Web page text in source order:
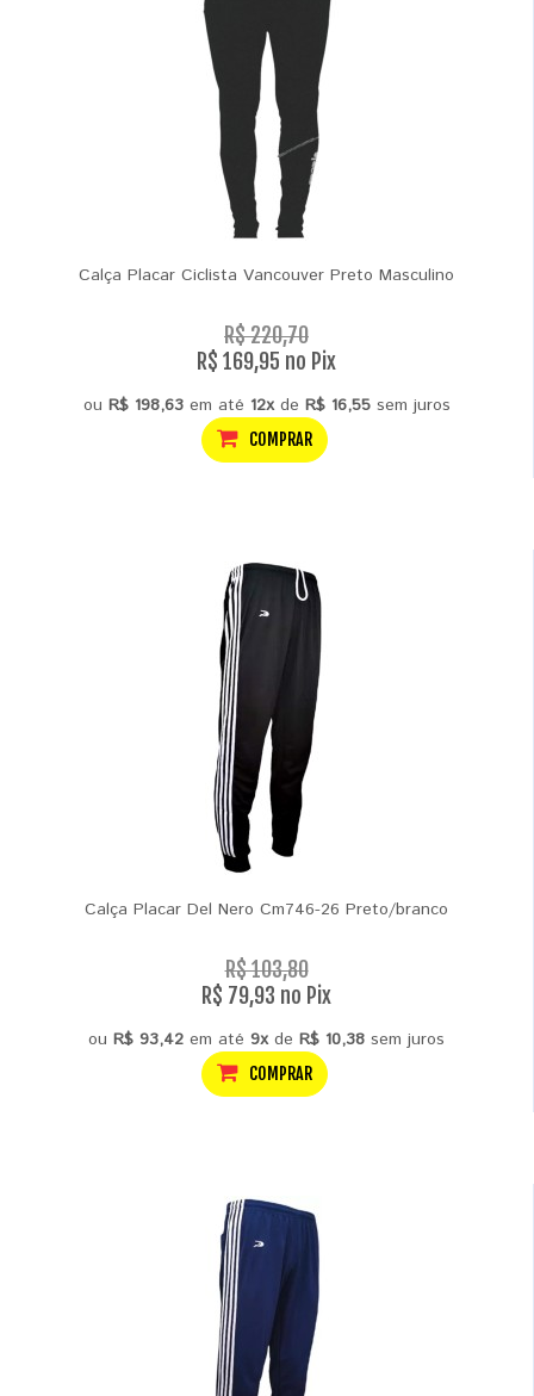
Calça Placar Ciclista Vancouver Preto Masculino
R$ 220,70
R$ 169,95 no Pix
ou R$ 198,63em até 12xde R$ 16,55sem juros
COMPRAR
Calça Placar Del Nero Cm746-26 Preto/branco
R$ 103,80
R$ 79,93 no Pix
ou R$ 93,42 em até 9xde R$ 10,38 sem juros
COMPRAR